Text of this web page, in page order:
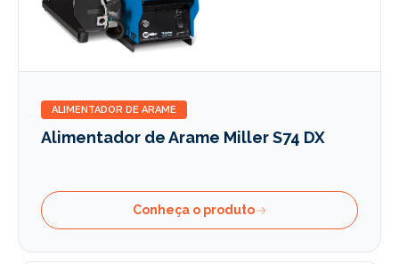
ALIMENTADOR DE ARAME
Alimentador de Arame Miller S74 DX
Conheça o produto